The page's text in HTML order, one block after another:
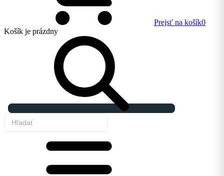
Prejsť na košík0
Košík je prázdny